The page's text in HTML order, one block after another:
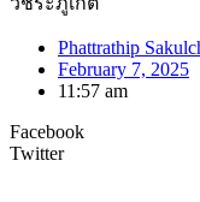
Phattrathip
February 7, 2025
11:57 am
Facebook
Twitter